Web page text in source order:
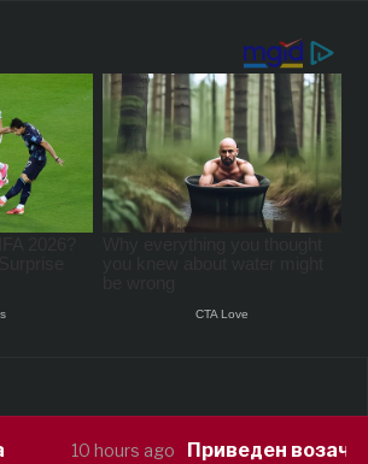
Приведен возач кој ја